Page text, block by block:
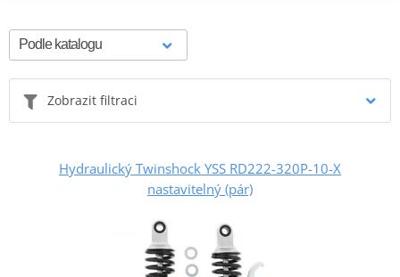
Zobrazit filtraci
Hydraulický Twinshock YSS RD222-320P-10-X
nastavitelný (pár)